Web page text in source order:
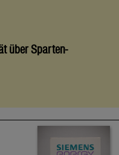
über Sparten-